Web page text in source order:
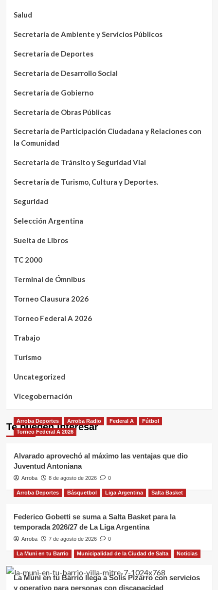
Salud
Secretaría de Ambiente y Servicios Públicos
Secretaría de Deportes
Secretaría de Desarrollo Social
Secretaría de Gobierno
Secretaría de Obras Públicas
Secretaría de Participación Ciudadana y Relaciones con
la Comunidad
Secretaría de Tránsito y Seguridad Vial
Secretaría de Turismo, Cultura y Deportes.
Seguridad
Selección Argentina
Suelta de Libros
TC 2000
Terminal de Ómnibus
Torneo Clausura 2026
Torneo Federal A 2026
Trabajo
Turismo
Uncategorized
Vicegobernación
Te pueden interesar
Arroba Deportes Arroba Radio Federal A
Fútbol
Torneo Federal A 2026
Alvarado aprovechó al máximo las ventajas que dio
Juventud Antoniana
Arroba 8 de agosto de 2026 0
Arroba Deportes Básquetbol Liga Argentina Salta Basket
Federico Gobetti se suma a Salta Basket para la
temporada 2026/27 de La Liga Argentina
Arroba 7 de agosto de 2026 0
La Muni en tu Barrio Municipalidad de la Ciudad de Salta Noticias
La Muni en tu Barrio llega a Solís Pizarro con servicios
y operativo para personas con discapacidad